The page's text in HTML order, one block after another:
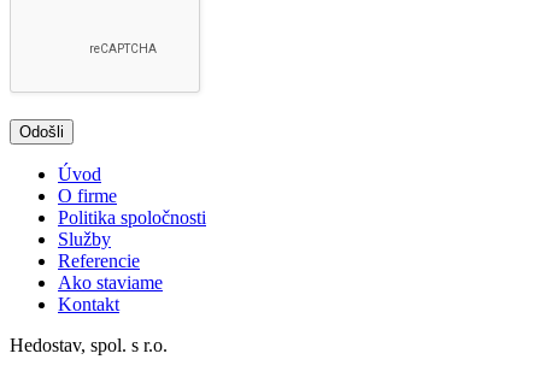
Úvod
O firme
Politika spoločnosti
Služby
Referencie
Ako staviame
Kontakt
Hedostav, spol. s r.o.